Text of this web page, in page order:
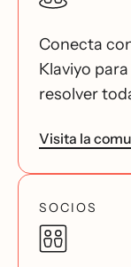
Conecta
Klaviyo
resolver
Visita la
SOCIOS